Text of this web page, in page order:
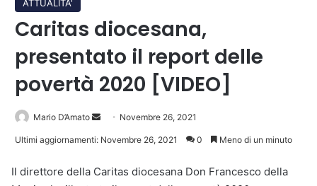
ATTUALITA'
Caritas diocesana,
presentato il report delle
povertà 2020 [VIDEO]
Mario D’Amato
Invia Novembre 26, 2021
Ultimi aggiornamenti: Novembre 26, 2021 0 Meno di un minuto
Il direttore della Caritas diocesana Don Francesco della